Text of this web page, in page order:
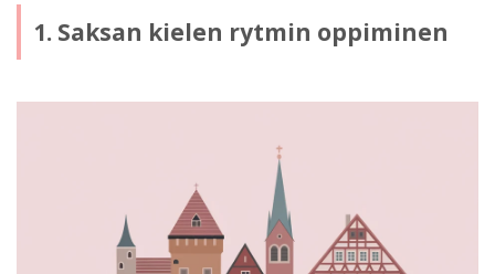
1. Saksan kielen rytmin oppiminen